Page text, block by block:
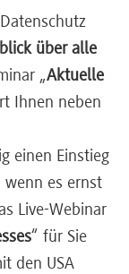
über alle
„Aktuelle
Ihnen neben
einen Einstieg
wenn es ernst
Live-Webinar
“ für Sie
den USA